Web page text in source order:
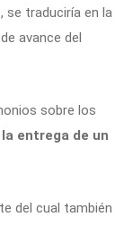
se traduciría en la
avance del
sobre los
entrega de un
del cual también